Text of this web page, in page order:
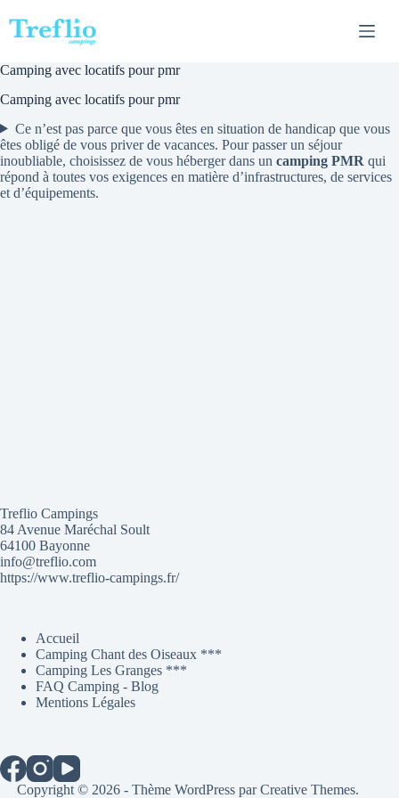
au
contenu
Camping avec locatifs pour pmr
Camping avec locatifs pour pmr
Ce n’est pas parce que vous êtes en situation de handicap que vous
êtes obligé de vous priver de vacances. Pour passer un séjour
inoubliable, choisissez de vous héberger dans un camping PMR qui
répond à toutes vos exigences en matière d’infrastructures, de services
et d’équipements.
Treflio Campings
84 Avenue Maréchal Soult
64100 Bayonne
info@treflio.com
https://www.treflio-campings.fr/
Accueil
Camping Chant des Oiseaux ***
Camping Les Granges ***
FAQ Camping - Blog
Mentions Légales
Copyright © 2026 - Thème WordPress parCreative Themes.